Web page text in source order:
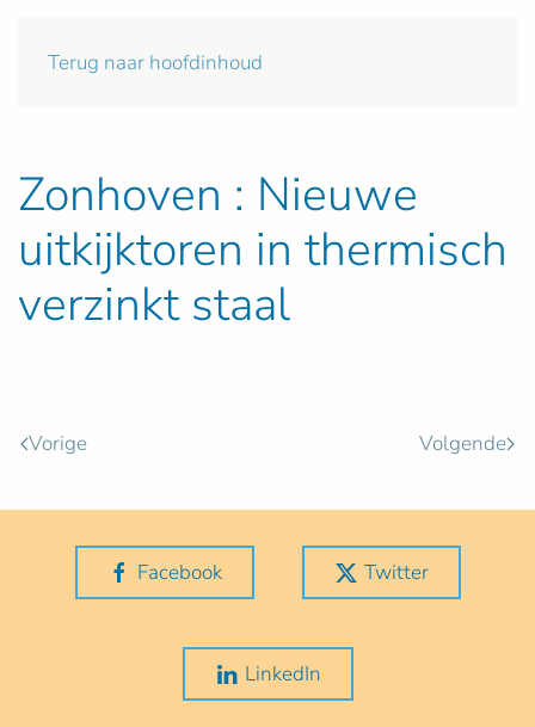
Terug naar hoofdinhoud
Zonhoven : Nieuwe
uitkijktoren in thermisch
verzinkt staal
Vorige Volgende
Facebook Twitter
LinkedIn